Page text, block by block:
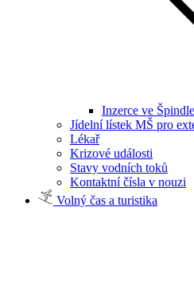
Inzerce ve
Jídelní lístek MŠ pro
Lékař
Krizové události
Stavy vodních toků
Kontaktní čísla v nouzi
Volný čas a turistika